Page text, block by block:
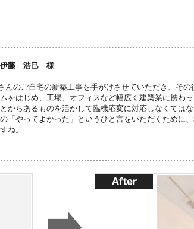
伊藤 浩巳 様
んのご自宅の新築工事を手がけさせていただき、そ
をはじめ、工場、オフィスなど幅広く建築業に携わ
からあるものを活かして臨機応変に対応しなくては
「やってよかった」というひと言をいただくために
ね。